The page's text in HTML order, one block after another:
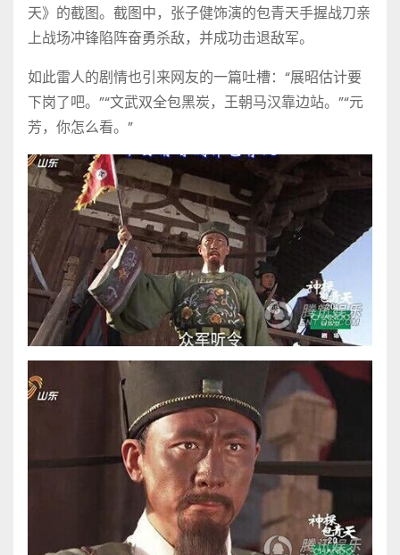
天》的截图。截图中，张子健饰演的包青天手握战刀亲
上战场冲锋陷阵奋勇杀敌，并成功击退敌军。
如此雷人的剧情也引来网友的一篇吐槽：“展昭估计要
下岗了吧。”“文武双全包黑炭，王朝马汉靠边站。”“元
芳，你怎么看。”